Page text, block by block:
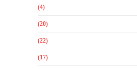
(4)
(20)
(22)
(17)